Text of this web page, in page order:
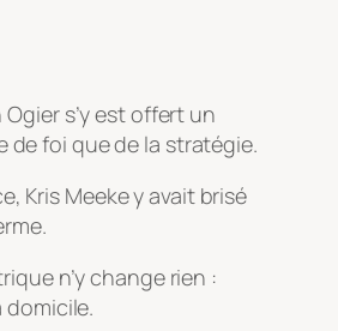
s’y est offert un
de foi que de la stratégie.
Kris Meeke y avait brisé
n’y change rien :
domicile.